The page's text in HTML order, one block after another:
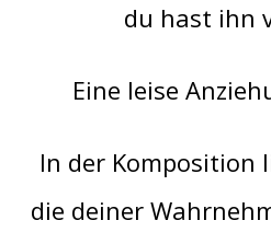
du hast ihn
Eine leise
In der Komposition
die deiner